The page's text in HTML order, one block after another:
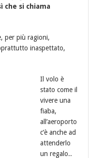
che si chiama
per più ragioni,
inaspettato,
Il volo è
stato come il
vivere una
fiaba,
all’aeroporto
c’è anche ad
attenderlo
un regalo..